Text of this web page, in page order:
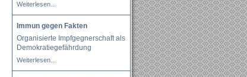
Weiterlesen...
Immun gegen Fakten
Organisierte Impfgegnerschaft als
Demokratiegefährdung
Weiterlesen...